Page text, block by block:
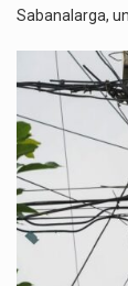
Sabanalarga,